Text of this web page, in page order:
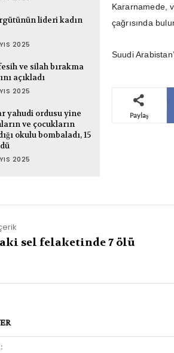
lideri kadın
2025
ve silah bırakma
açıkladı
2025
yahudi ordusu yine
ve çocukların
okulu bombaladı, 15
2025
Kararnamede,
çağrısında
Suudi
Paylaş
sel felaketinde 7 ölü